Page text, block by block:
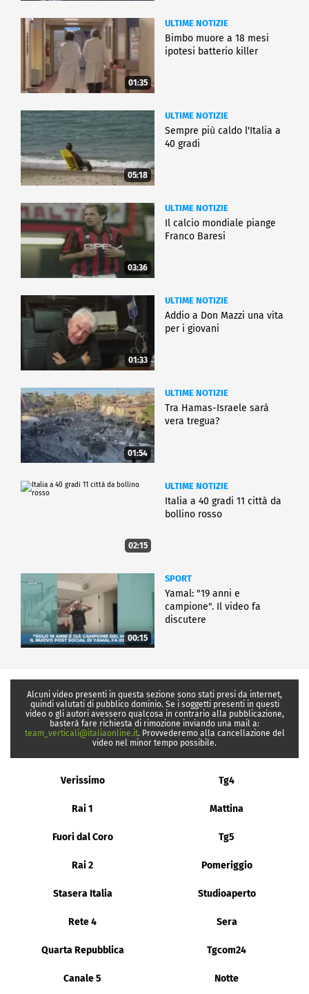
01:35
ULTIME NOTIZIE
Bimbo muore a 18 mesi
ipotesi batterio killer
05:18
ULTIME NOTIZIE
Sempre più caldo l'Italia a
40 gradi
03:36
ULTIME NOTIZIE
Il calcio mondiale piange
Franco Baresi
01:33
ULTIME NOTIZIE
Addio a Don Mazzi una vita
per i giovani
01:54
ULTIME NOTIZIE
Tra Hamas-Israele sarà
vera tregua?
02:15
ULTIME NOTIZIE
Italia a 40 gradi 11 città da
bollino rosso
00:15
SPORT
Yamal: "19 anni e
campione". Il video fa
discutere
Alcuni video presenti in questa sezione sono stati presi da internet,
quindi valutati di pubblico dominio. Se i soggetti presenti in questi
video o gli autori avessero qualcosa in contrario alla pubblicazione,
basterà fare richiesta di rimozione inviando una mail a:
team_verticali@italiaonline.it. Provvederemo alla cancellazione del
video nel minor tempo possibile.
Verissimo Tg4
Rai 1 Mattina
Fuori dal Coro Tg5
Rai 2 Pomeriggio
Stasera Italia Studioaperto
Rete 4 Sera
Quarta Repubblica Tgcom24
Canale 5 Notte